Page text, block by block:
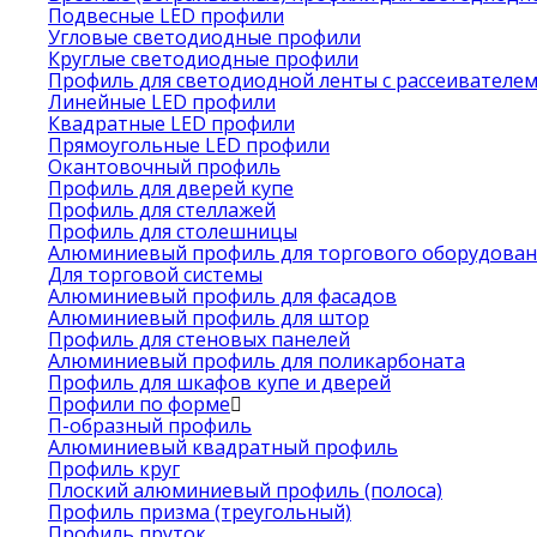
Подвесные LED профили
Угловые светодиодные профили
Круглые светодиодные профили
Профиль для светодиодной ленты с рассеивателем
Линейные LED профили
Квадратные LED профили
Прямоугольные LED профили
Окантовочный профиль
Профиль для дверей купе
Профиль для стеллажей
Профиль для столешницы
Алюминиевый профиль для торгового
Для торговой системы
Алюминиевый профиль для фасадов
Алюминиевый профиль для штор
Профиль для стеновых панелей
Алюминиевый профиль для поликарбоната
Профиль для шкафов купе и дверей
Профили по форме
П-образный профиль
Алюминиевый квадратный профиль
Профиль круг
Плоский алюминиевый профиль (полоса)
Профиль призма (треугольный)